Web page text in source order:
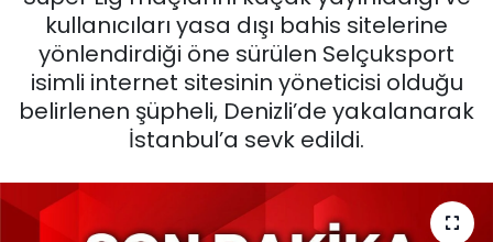
kullanıcıları yasa dışı bahis sitelerine
yönlendirdiği öne sürülen Selçuksport
isimli internet sitesinin yöneticisi olduğu
belirlenen şüpheli, Denizli’de yakalanarak
İstanbul’a sevk edildi.
EĞİTİM
MAGAZİN
SPOR
Tüm Manşetler
Son Dakika Haberleri